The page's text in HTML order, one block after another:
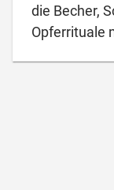
die Becher,
Opferrituale